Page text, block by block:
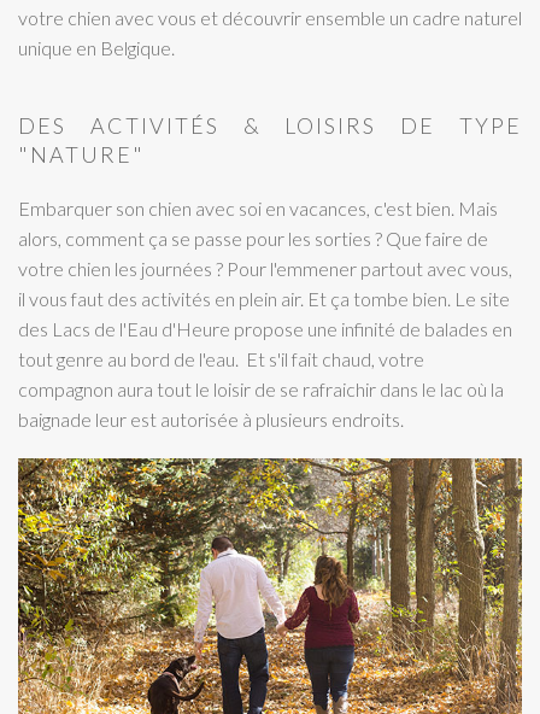
votre chien avec vous et découvrir ensemble un cadre naturel
unique en Belgique.
DES ACTIVITÉS & LOISIRS DE TYPE
"NATURE"
Embarquer son chien avec soi en vacances, c'est bien. Mais
alors, comment ça se passe pour les sorties ? Que faire de
votre chien les journées ? Pour l'emmener partout avec vous,
il vous faut des activités en plein air. Et ça tombe bien. Le site
des Lacs de l'Eau d'Heure propose une infinité de balades en
tout genre au bord de l'eau. Et s'il fait chaud, votre
compagnon aura tout le loisir de se rafraichir dans le lac où la
baignade leur est autorisée à plusieurs endroits.